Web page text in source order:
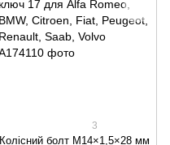
3
Колісний болт M14×1,5×28 мм